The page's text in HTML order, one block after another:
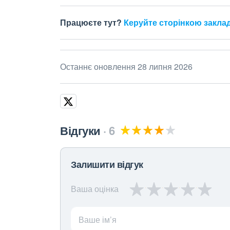
Працюєте тут? Керуйте сторінкою
Останнє оновлення 28 липня 2026
Відгуки 6
Залишити відгук
Ваша оцінка
Ваше ім’я